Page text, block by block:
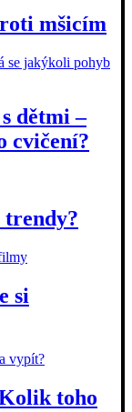
mšicím
dětmi –
cvičení?
trendy?
si
toho